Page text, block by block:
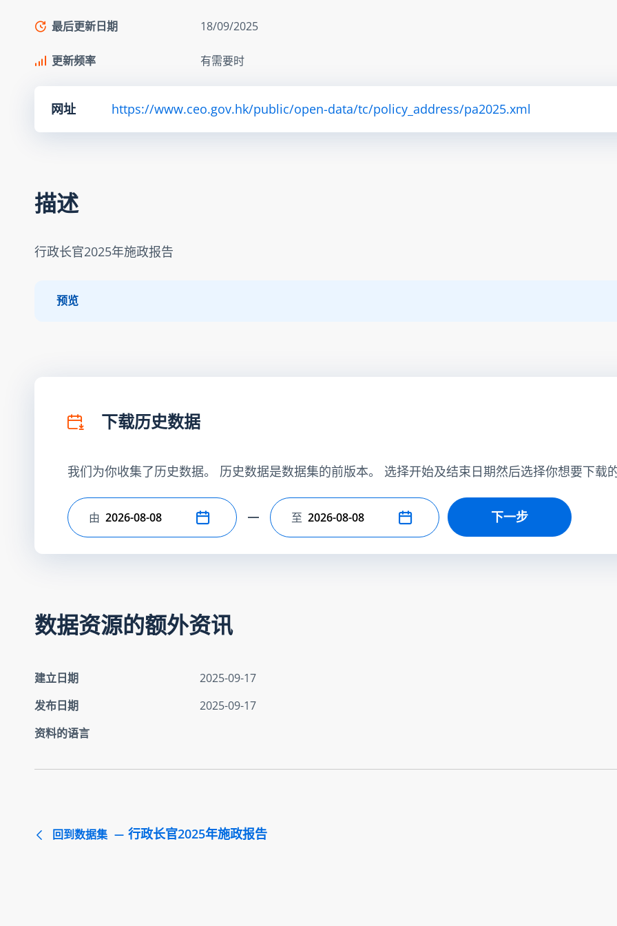
最后更新日期 18/09/2025
更新频率 有需要时
网址 https://www.ceo.gov.hk/public/open-data/tc/policy_address/pa2025.xml
描述
行政长官2025年施政报告
预览
下载历史数据
我们为你收集了历史数据。 历史数据是数据集的前版本。 选择开始及结束日期然后选择你想要下载
选择开始日期
由 选择结束日期
至 下一步
数据资源的额外资讯
建立日期
2025-09-17
发布日期
2025-09-17
资料的语言
回到数据集 行政长官2025年施政报告